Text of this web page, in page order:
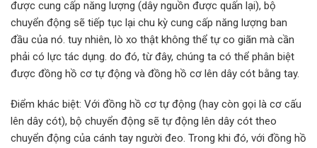
được cung cấp năng lượng (dây nguồn được quấn lại), bộ
chuyển động sẽ tiếp tục lại chu kỳ cung cấp năng lượng ban
đầu của nó. tuy nhiên, lò xo thật không thể tự co giãn mà cần
phải có lực tác dụng. do đó, từ đây, chúng ta có thể phân biệt
được đồng hồ cơ tự động và đồng hồ cơ lên ​​dây cót bằng tay.
Điểm khác biệt: Với đồng hồ cơ tự động (hay còn gọi là cơ cấu
lên dây cót), bộ chuyển động sẽ tự động lên dây cót theo
chuyển động của cánh tay người đeo. Trong khi đó, với đồng hồ